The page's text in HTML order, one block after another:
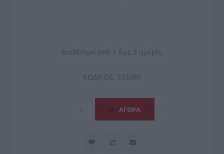
Διαθέσιμο από 1 έως 3 ημέρες
ΚΩΔΙΚΟΣ: 332380